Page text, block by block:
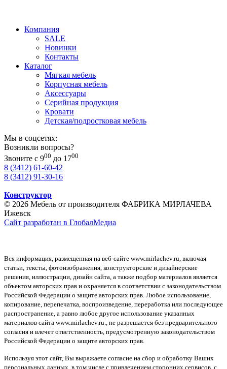
Компания
SALE
Новинки
Контакты
Каталог
Мягкая мебель
Корпусная мебель
Аксессуары
Серийная продукция
Кровати
Детская/подростковая мебель
Мы в соцсетях:
Возникли вопросы?
Звоните с 900 до 1700
8 (3412) 61-60-42
8 (3412) 91-30-16
Конструктор
© 2026 Мебель от производителя ФАБРИКА МИРЛАЧЕВА
Ижевск
Сайт разработан в ГлобалМедиа
Вся информация, размещенная на веб-сайте www.mirlachev.ru, включая
статьи, тексты, фотоизображения, конструкторские и дизайнерские
решения, иллюстрации, дизайн сайта, а также подбор материалов является
объектом авторских прав и охраняется в соответствии с законодательством
Российской Федерации о защите авторских прав. Любое использование,
копирование, перепечатка, воспроизведение, переработка или последующее
распространение, а равно любое другое использование указанных
материалов сайта www.mirlachev.ru., не разрешается без предварительного
согласия и влечет ответственность, предусмотренную законодательством
Российской Федерации о защите авторских прав.
Используя этот сайт, Вы выражаете согласие на сбор и обработку Ваших
персональных данных, в том числе с привлечением сторонних сервисов, с